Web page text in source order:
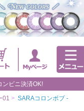
ンビニ決済OK!
01 > SARAコロンボブ -